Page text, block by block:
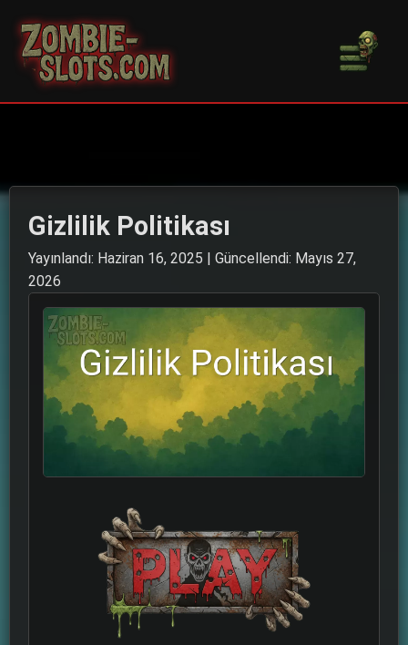
Gizlilik Politikası
Yayınlandı: Haziran 16, 2025 | Güncellendi: Mayıs 27,
2026